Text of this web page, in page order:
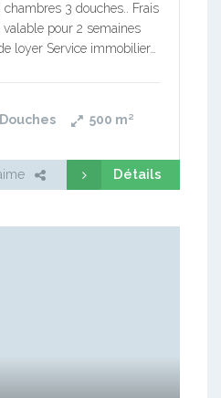
3 douches.. Frais
pour 2 semaines
loyer Service immobilier…
500 m²
Détails